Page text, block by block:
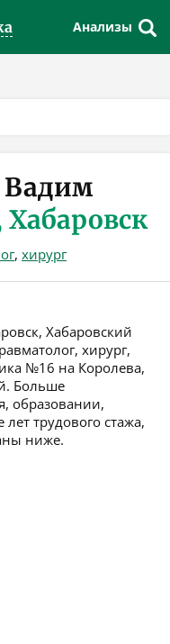
Анализы
Вадим
Хабаровск
, хирург
Хабаровский
хирург,
№16 на Королева,
Больше
образовании,
трудового стажа,
ниже.